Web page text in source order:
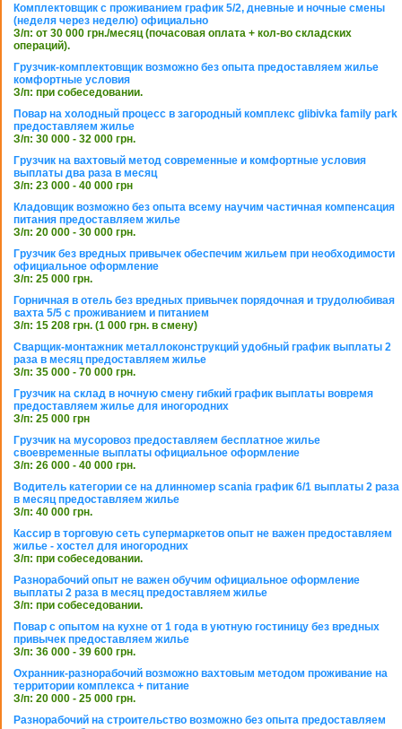
Комплектовщик с проживанием график 5/2, дневные и ночные смены
(неделя через неделю) официально
З/п: от 30 000 грн./месяц (почасовая оплата + кол-во складских
операций).
Грузчик-комплектовщик возможно без опыта предоставляем жилье
комфортные условия
З/п: при собеседовании.
Повар на холодный процесс в загородный комплекс glibivka family park
предоставляем жилье
З/п: 30 000 - 32 000 грн.
Грузчик на вахтовый метод современные и комфортные условия
выплаты два раза в месяц
З/п: 23 000 - 40 000 грн
Кладовщик возможно без опыта всему научим частичная компенсация
питания предоставляем жилье
З/п: 20 000 - 30 000 грн.
Грузчик без вредных привычек обеспечим жильем при необходимости
официальное оформление
З/п: 25 000 грн.
Горничная в отель без вредных привычек порядочная и трудолюбивая
вахта 5/5 с проживанием и питанием
З/п: 15 208 грн. (1 000 грн. в смену)
Сварщик-монтажник металлоконструкций удобный график выплаты 2
раза в месяц предоставляем жилье
З/п: 35 000 - 70 000 грн.
Грузчик на склад в ночную смену гибкий график выплаты вовремя
предоставляем жилье для иногородних
З/п: 25 000 грн
Грузчик на мусоровоз предоставляем бесплатное жилье
своевременные выплаты официальное оформление
З/п: 26 000 - 40 000 грн.
Водитель категории се на длинномер scania график 6/1 выплаты 2 раза
в месяц предоставляем жилье
З/п: 40 000 грн.
Кассир в торговую сеть супермаркетов опыт не важен предоставляем
жилье - хостел для иногородних
З/п: при собеседовании.
Разнорабочий опыт не важен обучим официальное оформление
выплаты 2 раза в месяц предоставляем жилье
З/п: при собеседовании.
Повар с опытом на кухне от 1 года в уютную гостиницу без вредных
привычек предоставляем жилье
З/п: 36 000 - 39 600 грн.
Охранник-разнорабочий возможно вахтовым методом проживание на
территории комплекса + питание
З/п: 20 000 - 25 000 грн.
Разнорабочий на строительство возможно без опыта предоставляем